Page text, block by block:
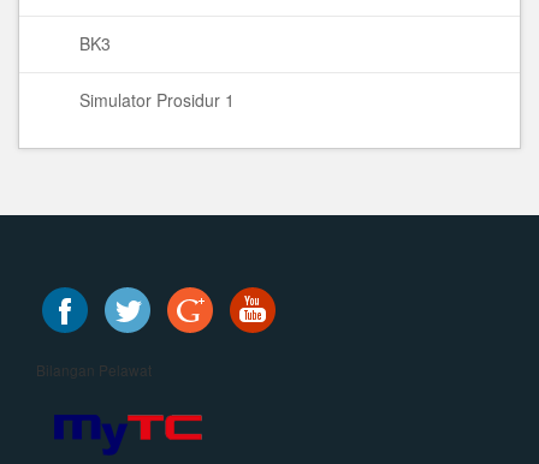
BK3
Simulator Prosidur 1
Bilangan Pelawat